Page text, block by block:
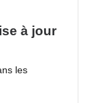
à jour
les